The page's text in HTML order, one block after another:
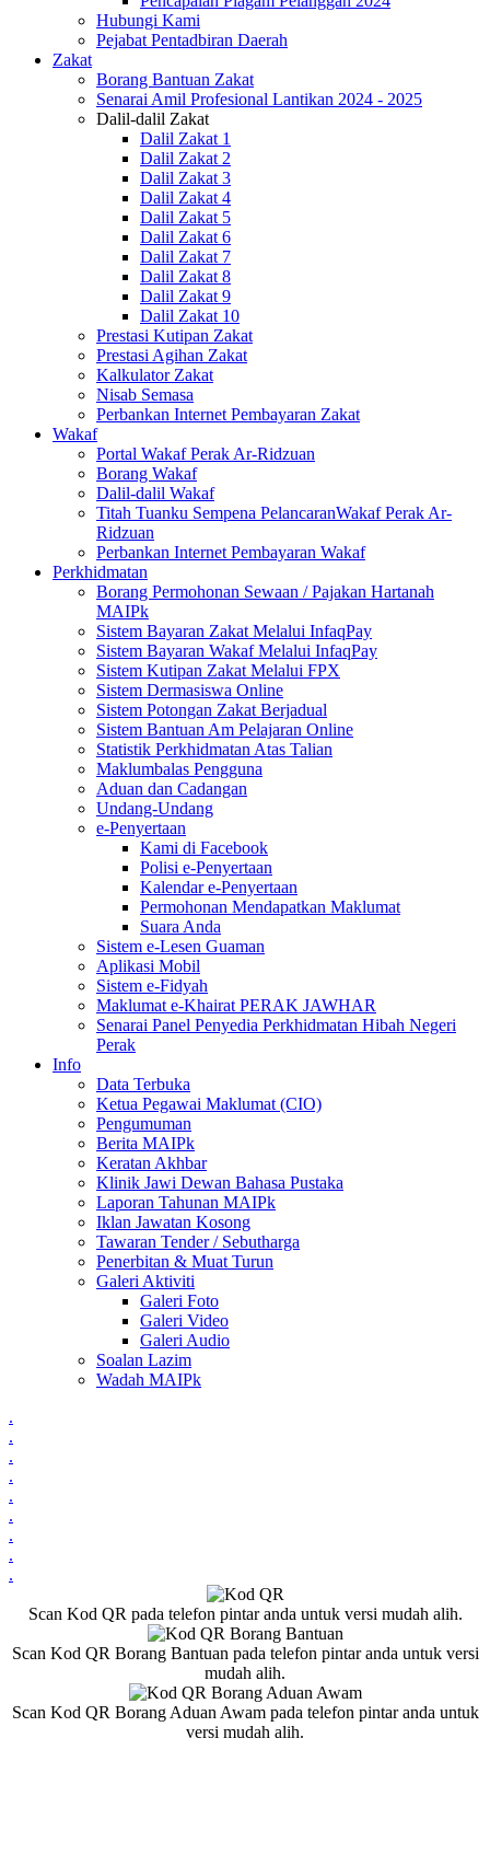
Hubungi Kami
Pejabat Pentadbiran Daerah
Zakat
Borang Bantuan Zakat
Senarai Amil Profesional Lantikan 2024 - 2025
Dalil-dalil Zakat
Dalil Zakat 1
Dalil Zakat 2
Dalil Zakat 3
Dalil Zakat 4
Dalil Zakat 5
Dalil Zakat 6
Dalil Zakat 7
Dalil Zakat 8
Dalil Zakat 9
Dalil Zakat 10
Prestasi Kutipan Zakat
Prestasi Agihan Zakat
Kalkulator Zakat
Nisab Semasa
Perbankan Internet Pembayaran Zakat
Wakaf
Portal Wakaf Perak Ar-Ridzuan
Borang Wakaf
Dalil-dalil Wakaf
Titah Tuanku Sempena PelancaranWakaf Perak Ar-
Ridzuan
Perbankan Internet Pembayaran Wakaf
Perkhidmatan
Borang Permohonan Sewaan / Pajakan Hartanah
MAIPk
Sistem Bayaran Zakat Melalui InfaqPay
Sistem Bayaran Wakaf Melalui InfaqPay
Sistem Kutipan Zakat Melalui FPX
Sistem Dermasiswa Online
Sistem Potongan Zakat Berjadual
Sistem Bantuan Am Pelajaran Online
Statistik Perkhidmatan Atas Talian
Maklumbalas Pengguna
Aduan dan Cadangan
Undang-Undang
e-Penyertaan
Kami di Facebook
Polisi e-Penyertaan
Kalendar e-Penyertaan
Permohonan Mendapatkan Maklumat
Suara Anda
Sistem e-Lesen Guaman
Aplikasi Mobil
Sistem e-Fidyah
Maklumat e-Khairat PERAK JAWHAR
Senarai Panel Penyedia Perkhidmatan Hibah Negeri
Perak
Info
Data Terbuka
Ketua Pegawai Maklumat (CIO)
Pengumuman
Berita MAIPk
Keratan Akhbar
Klinik Jawi Dewan Bahasa Pustaka
Laporan Tahunan MAIPk
Iklan Jawatan Kosong
Tawaran Tender / Sebutharga
Penerbitan & Muat Turun
Galeri Aktiviti
Galeri Foto
Galeri Video
Galeri Audio
Soalan Lazim
Wadah MAIPk
.
.
.
.
.
.
.
.
.
Scan Kod QR pada telefon pintar anda untuk versi mudah alih.
Scan Kod QR Borang Bantuan pada telefon pintar anda untuk versi
mudah alih.
Scan Kod QR Borang Aduan Awam pada telefon pintar anda untuk
versi mudah alih.